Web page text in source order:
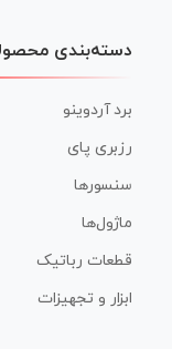
دسته‌بندی
برد آردوینو
رزبری پای
سنسورها
ماژول‌ها
قطعات رباتیک
ابزار و تجهیزات